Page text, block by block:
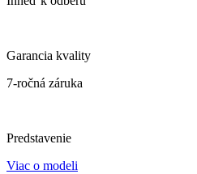
Garancia kvality
7-ročná záruka
Predstavenie
Viac o modeli